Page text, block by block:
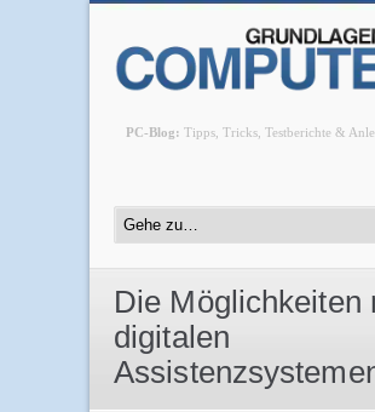
PC-Blog: Tipps, Tricks, Testberichte &
Die Möglichkeiten
digitalen